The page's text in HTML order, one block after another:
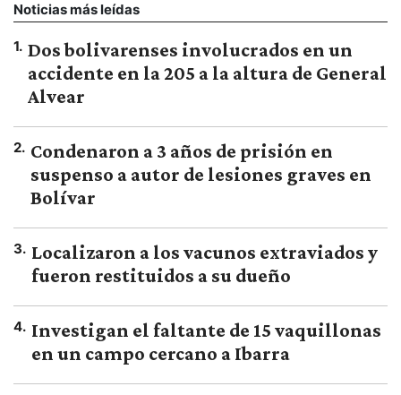
Noticias más leídas
1. Dos bolivarenses involucrados en un
accidente en la 205 a la altura de General
Alvear
2. Condenaron a 3 años de prisión en
suspenso a autor de lesiones graves en
Bolívar
3. Localizaron a los vacunos extraviados y
fueron restituidos a su dueño
4. Investigan el faltante de 15 vaquillonas
en un campo cercano a Ibarra